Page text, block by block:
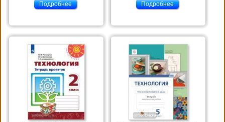
Подробнее Подробнее